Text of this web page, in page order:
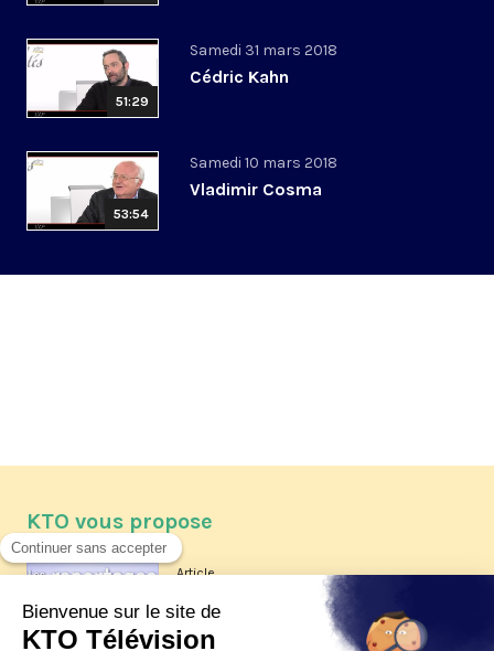
51:29
Samedi 31 mars 2018
Cédric Kahn
53:54
Samedi 10 mars 2018
Vladimir Cosma
KTO vous propose
Article
Les reportages d'été 2026 de KTO